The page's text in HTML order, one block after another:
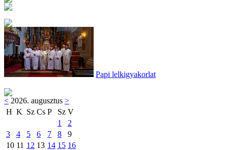
Papi lelkigyakorlat
< 2026. augusztus >
H K Sz Cs P Sz V
1
2
3
4 5 6 7 8
9
10 11 12 13 14 15 16